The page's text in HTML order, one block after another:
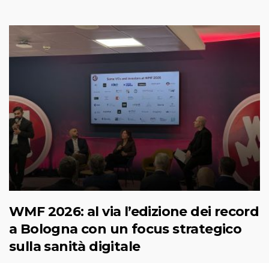
WMF 2026: al via l’edizione dei record
a Bologna con un focus strategico
sulla sanità digitale